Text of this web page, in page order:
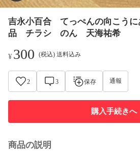
吉永小百合 てっぺんの向こう
品 チラシ のん 天海祐希
¥300 (税込) 送料込み
2 3 保存 通報
購入手続きへ
商品の説明